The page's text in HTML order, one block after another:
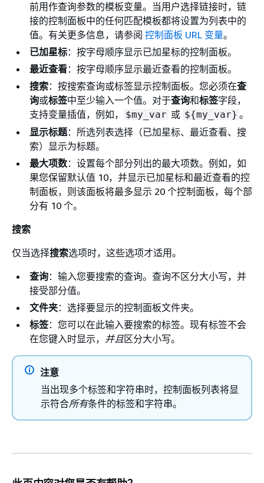
前用作查询参数的模板变量。当用户选择链接时，链
接的控制面板中的任何匹配模板都将设置为列表中的
值。有关更多信息，请参阅 控制面板 URL 变量。
已加星标：按字母顺序显示已加星标的控制面板。
最近查看：按字母顺序显示最近查看的控制面板。
搜索：按搜索查询或标签显示控制面板。您必须在查
询或标签中至少输入一个值。对于查询和标签字段，
支持变量插值，例如，
$my_var 或 ${my_var} 。
显示标题：所选列表选择（已加星标、最近查看、搜
索）显示为标题。
最大项数：设置每个部分列出的最大项数。例如，如
果您保留默认值 10，并显示已加星标和最近查看的控
制面板，则该面板将最多显示 20 个控制面板，每个部
分有 10 个。
搜索
仅当选择搜索选项时，这些选项才适用。
查询：输入您要搜索的查询。查询不区分大小写，并
接受部分值。
文件夹：选择要显示的控制面板文件夹。
标签：您可以在此输入要搜索的标签。现有标签不会
在您键入时显示， 并且区分大小写。
注意
当出现多个标签和字符串时，控制面板列表将显
示符合所有条件的标签和字符串。